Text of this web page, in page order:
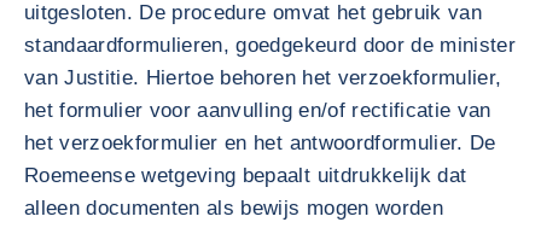
uitgesloten. De procedure omvat het gebruik van
standaardformulieren, goedgekeurd door de minister
van Justitie. Hiertoe behoren het verzoekformulier,
het formulier voor aanvulling en/of rectificatie van
het verzoekformulier en het antwoordformulier. De
Roemeense wetgeving bepaalt uitdrukkelijk dat
alleen documenten als bewijs mogen worden